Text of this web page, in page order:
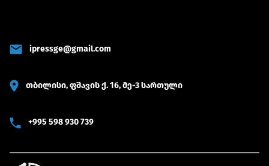
ipressge@gmail.com
თბილისი, ფშავის ქ. 16, მე-3 სართული
+995 598 930 739